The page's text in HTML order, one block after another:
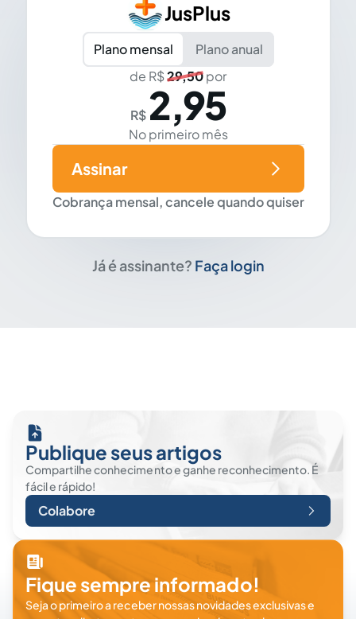
JusPlus
Plano mensal
Plano anual
de R$29,50por
R$ 2,95
No primeiro mês
Cobrança mensal, cancele quando quiser
Assinar
Já é assinante? Faça login
Publique seus artigos
Compartilhe conhecimento e ganhe reconhecimento. É
fácil e rápido!
Colabore
Fique sempre informado!
Seja o primeiro a receber nossas novidades exclusivas e